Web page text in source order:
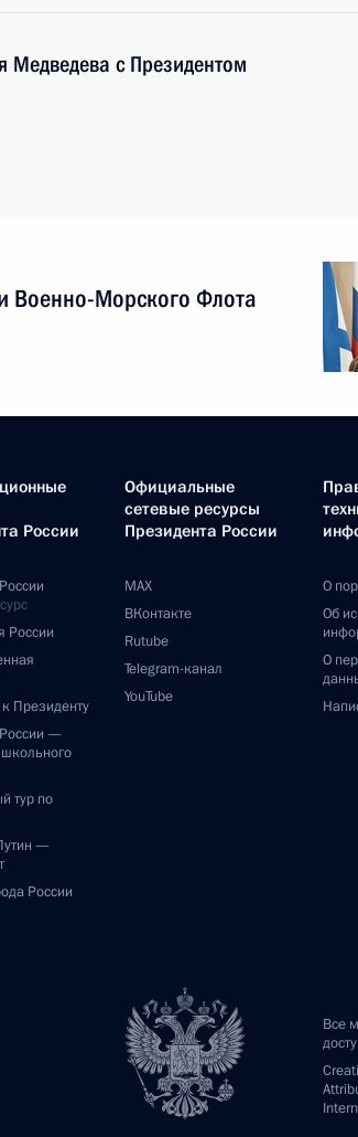
Медведева с Президентом
Военно-Морского Флота
России
России
Президенту
—
тур по
—
России
Официальные
сетевые ресурсы
Президента России
MAX
ВКонтакте
Rutube
Telegram-канал
YouTube
О
Об
О
Все